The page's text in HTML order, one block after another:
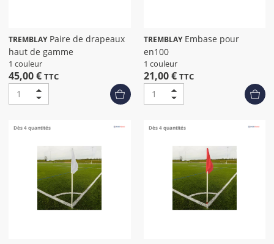
TREMBLAYPaire de drapeaux
haut de gamme
1 couleur
45,00 € TTC
TREMBLAYEmbase pour
en100
1 couleur
21,00 € TTC
Dès 4 quantités Dès 4 quantités